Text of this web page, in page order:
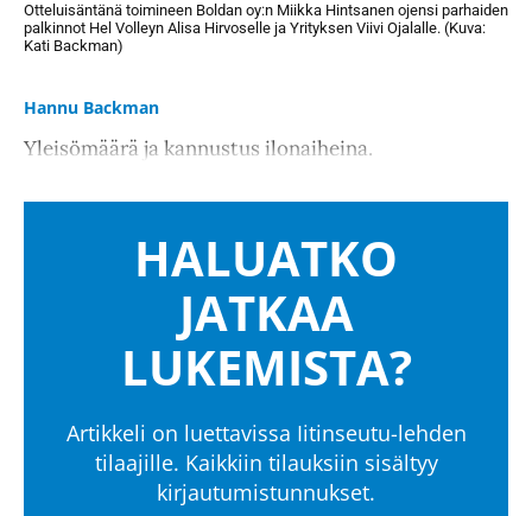
Otteluisäntänä toimineen Boldan oy:n Miikka Hintsanen ojensi parhaiden
palkinnot Hel Volleyn Alisa Hirvoselle ja Yrityksen Viivi Ojalalle. (Kuva:
Kati Backman)
Hannu Backman
Yleisömäärä ja kannustus ilonaiheina.
HALUATKO
JATKAA
LUKEMISTA?
Artikkeli on luettavissa Iitinseutu-lehden
tilaajille. Kaikkiin tilauksiin sisältyy
kirjautumistunnukset.